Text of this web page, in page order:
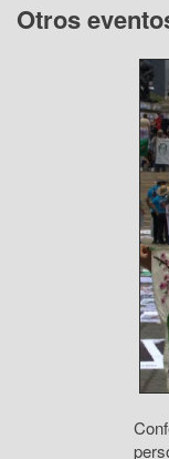
Otros